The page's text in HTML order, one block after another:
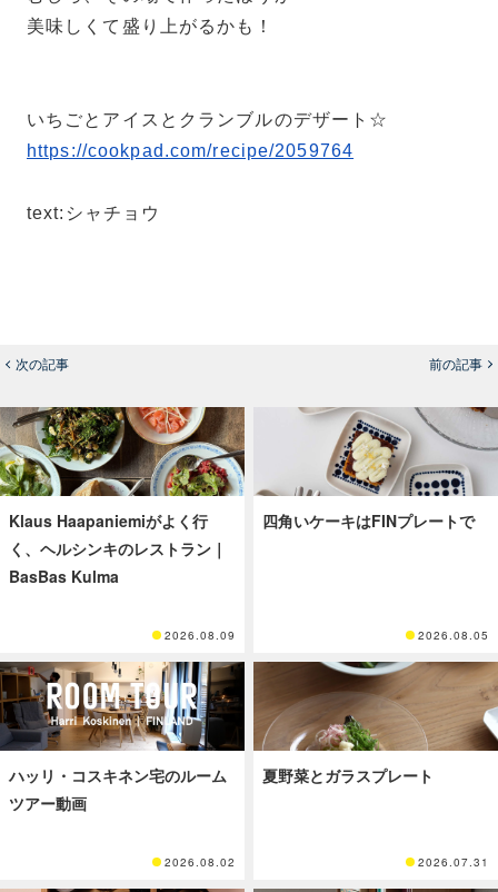
美味しくて盛り上がるかも！
いちごとアイスとクランブルのデザート☆
https://cookpad.com/recipe/2059764
text:シャチョウ
次の記事 前の記事
Klaus Haapaniemiがよく行
く、ヘルシンキのレストラン｜
BasBas Kulma
2026.08.09
四角いケーキはFINプレートで
2026.08.05
ハッリ・コスキネン宅のルーム
ツアー動画
2026.08.02
夏野菜とガラスプレート
2026.07.31